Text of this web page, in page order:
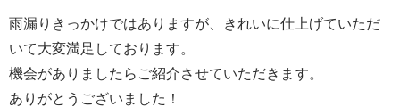
雨漏りきっかけではありますが、きれいに仕上げていただ
いて大変満足しております。
機会がありましたらご紹介させていただきます。
ありがとうございました！